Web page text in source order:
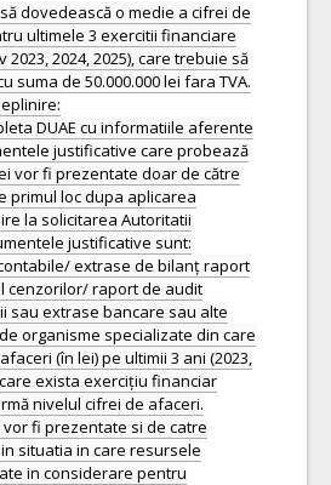
dovedească o medie a cifrei de
ultimele 3 exercitii financiare
2024, 2025), care trebuie să
suma de 50.000.000 lei fara TVA.
DUAE cu informatiile aferente
justificative care probează
vor fi prezentate doar de către
primul loc dupa aplicarea
la solicitarea Autoritatii
justificative sunt:
extrase de bilanț raport
cenzorilor/ raport de audit
sau extrase bancare sau alte
organisme specializate din care
(în lei) pe ultimii 3 ani (2023,
exista exercițiu financiar
nivelul cifrei de afaceri.
fi prezentate si de catre
situatia in care resursele
in considerare pentru